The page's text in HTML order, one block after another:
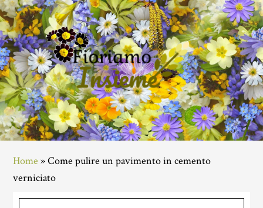
Skip
to
main
content
Skip
to
primary
sidebar
Skip
to
footer
Home »Come pulire un pavimento in cemento
verniciato